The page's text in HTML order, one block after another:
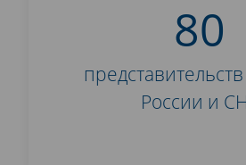
80
России и